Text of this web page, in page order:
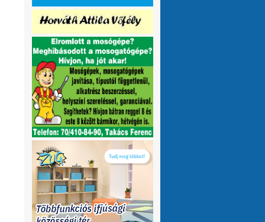
olvasnám.Üdv
10 hónap 1 hét
VMeteo-Zooltán
Remek asszisztens
Köszi az infót. Lehet mit böngészni.
1 év 2 hónap
P.Csaba:
Űjra elérhetőek a honlapomon
a klíma adatok (2007-től, havi
részletességgel, napi bontásban):
https://tinyurl.com/24vslpzg A ChatGPT 3
perc alatt megtalálta a hibát a PHP-ben,
ami nekem hónapok óta nem sikerült...
1 év 2 hónap
VMeteo-Zooltán
Nézd már, van itt egy
üzenőfal
1 év 2 hónap
P.Csaba: 1 év 4 hónap
VMeteo-Zooltán:Hopp, meggyógyult
1 év 4 hónap